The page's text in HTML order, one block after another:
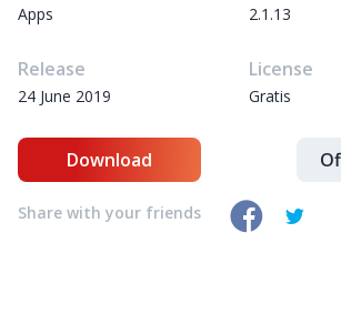
Apps 2.1.13
Release
24 June 2019
License
Gratis
Download
Share with your friends